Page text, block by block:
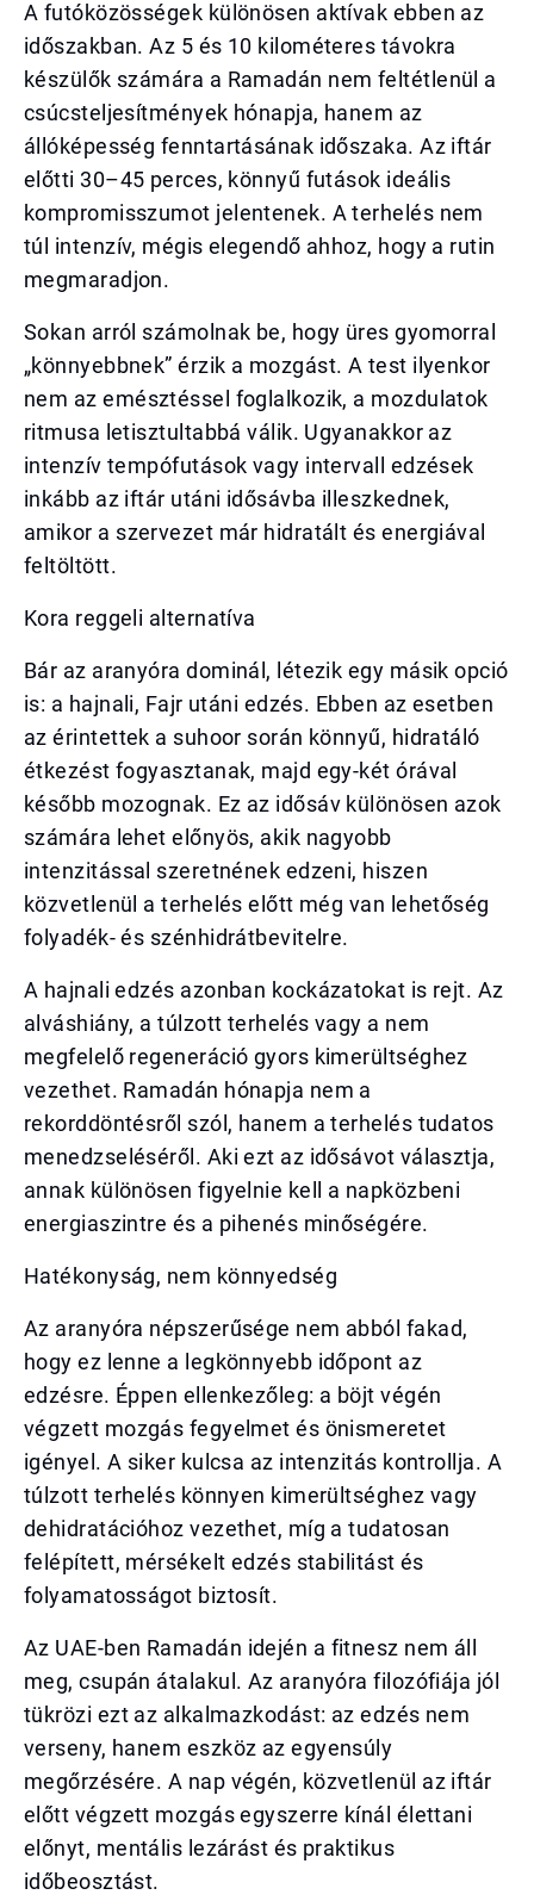
A futóközösségek különösen aktívak ebben az
időszakban. Az 5 és 10 kilométeres távokra
készülők számára a Ramadán nem feltétlenül a
csúcsteljesítmények hónapja, hanem az
állóképesség fenntartásának időszaka. Az iftár
előtti 30–45 perces, könnyű futások ideális
kompromisszumot jelentenek. A terhelés nem
túl intenzív, mégis elegendő ahhoz, hogy a rutin
megmaradjon.
Sokan arról számolnak be, hogy üres gyomorral
„könnyebbnek” érzik a mozgást. A test ilyenkor
nem az emésztéssel foglalkozik, a mozdulatok
ritmusa letisztultabbá válik. Ugyanakkor az
intenzív tempófutások vagy intervall edzések
inkább az iftár utáni idősávba illeszkednek,
amikor a szervezet már hidratált és energiával
feltöltött.
Kora reggeli alternatíva
Bár az aranyóra dominál, létezik egy másik opció
is: a hajnali, Fajr utáni edzés. Ebben az esetben
az érintettek a suhoor során könnyű, hidratáló
étkezést fogyasztanak, majd egy-két órával
később mozognak. Ez az idősáv különösen azok
számára lehet előnyös, akik nagyobb
intenzitással szeretnének edzeni, hiszen
közvetlenül a terhelés előtt még van lehetőség
folyadék- és szénhidrátbevitelre.
A hajnali edzés azonban kockázatokat is rejt. Az
alváshiány, a túlzott terhelés vagy a nem
megfelelő regeneráció gyors kimerültséghez
vezethet. Ramadán hónapja nem a
rekorddöntésről szól, hanem a terhelés tudatos
menedzseléséről. Aki ezt az idősávot választja,
annak különösen figyelnie kell a napközbeni
energiaszintre és a pihenés minőségére.
Hatékonyság, nem könnyedség
Az aranyóra népszerűsége nem abból fakad,
hogy ez lenne a legkönnyebb időpont az
edzésre. Éppen ellenkezőleg: a böjt végén
végzett mozgás fegyelmet és önismeretet
igényel. A siker kulcsa az intenzitás kontrollja. A
túlzott terhelés könnyen kimerültséghez vagy
dehidratációhoz vezethet, míg a tudatosan
felépített, mérsékelt edzés stabilitást és
folyamatosságot biztosít.
Az UAE-ben Ramadán idején a fitnesz nem áll
meg, csupán átalakul. Az aranyóra filozófiája jól
tükrözi ezt az alkalmazkodást: az edzés nem
verseny, hanem eszköz az egyensúly
megőrzésére. A nap végén, közvetlenül az iftár
előtt végzett mozgás egyszerre kínál élettani
előnyt, mentális lezárást és praktikus
időbeosztást.